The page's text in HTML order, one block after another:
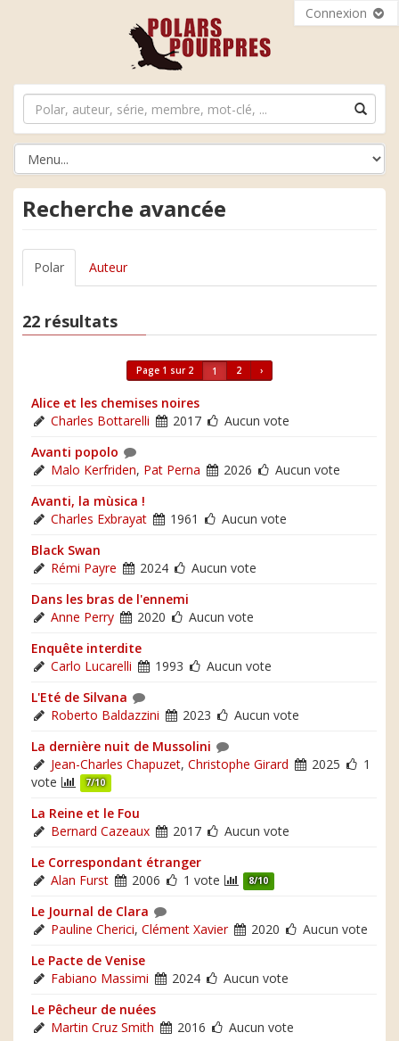
Connexion
Recherche avancée
Polar Auteur
22 résultats
Page 1 sur 2 1 2 ›
Alice et les chemises noires
Charles Bottarelli
2017
Aucun vote
Avanti popolo
Malo Kerfriden, Pat Perna 2026
Aucun vote
Avanti, la mùsica !
Charles Exbrayat
1961
Aucun vote
Black Swan
Rémi Payre
2024
Aucun vote
Dans les bras de l'ennemi
Anne Perry
2020
Aucun vote
Enquête interdite
Carlo Lucarelli
1993
Aucun vote
L'Eté de Silvana
Roberto Baldazzini
2023
Aucun vote
La dernière nuit de Mussolini
Jean-Charles Chapuzet, Christophe Girard 2025
1
vote
7/10
La Reine et le Fou
Bernard Cazeaux
2017
Aucun vote
Le Correspondant étranger
Alan Furst
2006 1 vote 8/10
Le Journal de Clara
Pauline Cherici, Clément Xavier 2020
Aucun vote
Le Pacte de Venise
Fabiano Massimi
2024
Aucun vote
Le Pêcheur de nuées
Martin Cruz Smith
2016
Aucun vote